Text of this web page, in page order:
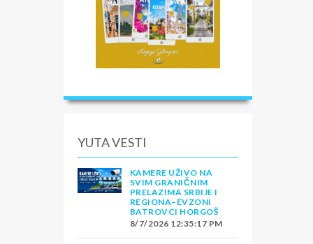
YUTA VESTI
KAMERE UŽIVO NA
SVIM GRANIČNIM
PRELAZIMA SRBIJE I
REGIONA–EVZONI
BATROVCI HORGOŠ
8/7/2026 12:35:17 PM